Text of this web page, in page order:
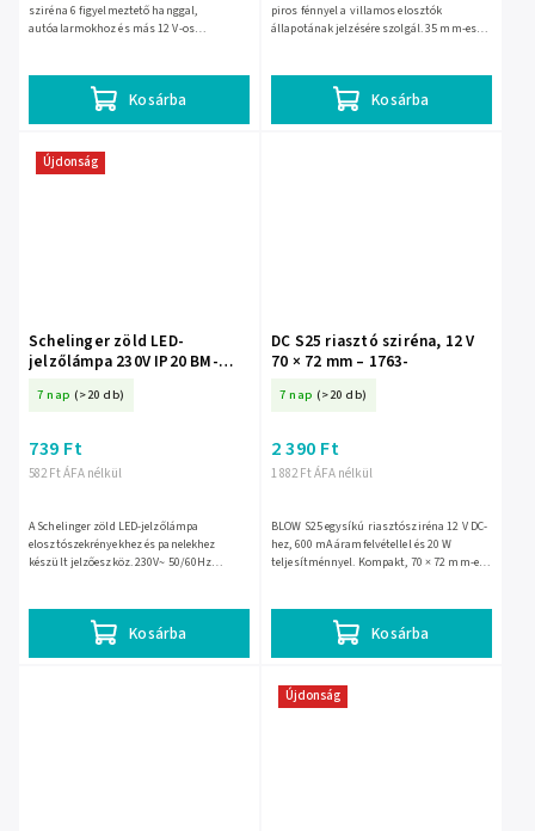
Kosárba
sziréna 6 figyelmeztető hanggal,
autóalarmokhoz és más 12 V-os
Kosárba
piros fénnyel a villamos elosztók
állapotának jelzésére szolgál. 35 mm-es
Újdonság
Schelinger zöld LED-
jelzőlámpa 230V IP20 BM-
7 nap (>20 db)
582 Ft ÁFA nélkül
739 Ft
Kosárba
A Schelinger zöld LED-jelzőlámpa
elosztószekrényekhez és panelekhez
készült jelzőeszköz. 230V~ 50/60Hz
védettségű, és...
DC S25 riasztó sziréna, 12 V
70 × 72 mm – 1763-
7 nap (>20 db)
1 882 Ft ÁFA nélkül
2 390 Ft
Kosárba
BLOW S25 egysíkú riasztósziréna 12 V DC-
hez, 600 mA áramfelvétellel és 20 W
teljesítménnyel. Kompakt, 70 × 72 mm-es
Újdonság